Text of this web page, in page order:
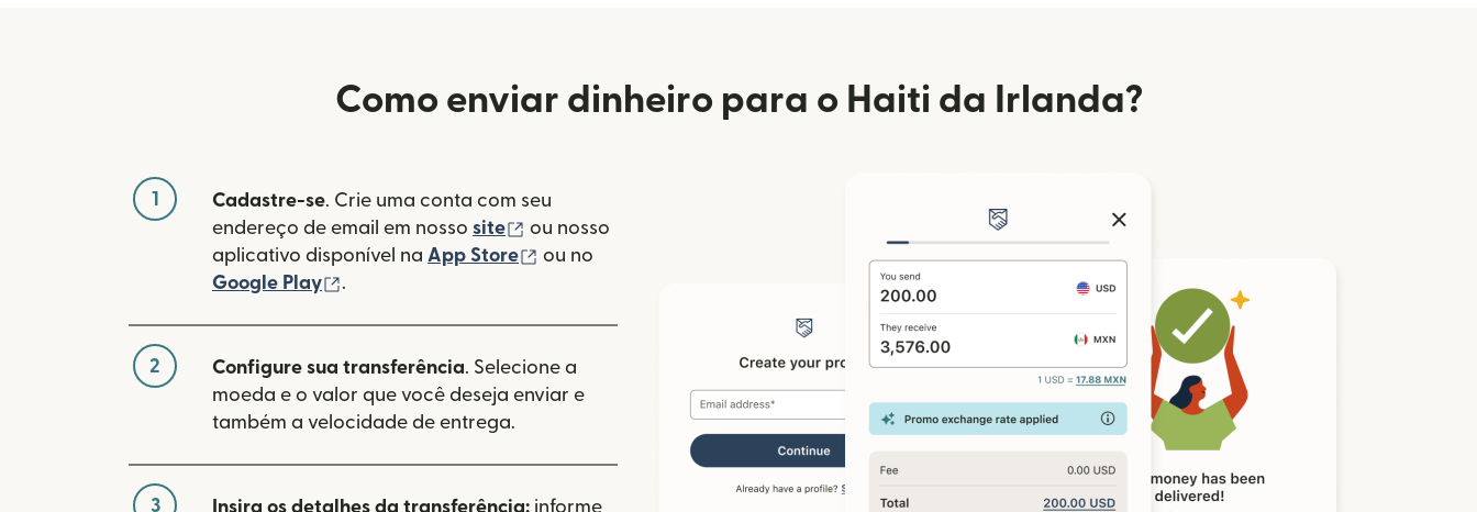
Como enviar dinheiro para o Haiti da Irlanda?
1 Cadastre-se. Crie uma conta com seu
endereço de email em nosso site (abre em uma nova janela)
ou nosso
aplicativo disponível na App Store (abre em uma nova janela)
ou no
Google Play
(abre em uma nova janela)
.
2 Configure sua transferência. Selecione a
moeda e o valor que você deseja enviar e
também a velocidade de entrega.
3 Insira os detalhes da transferência: informe